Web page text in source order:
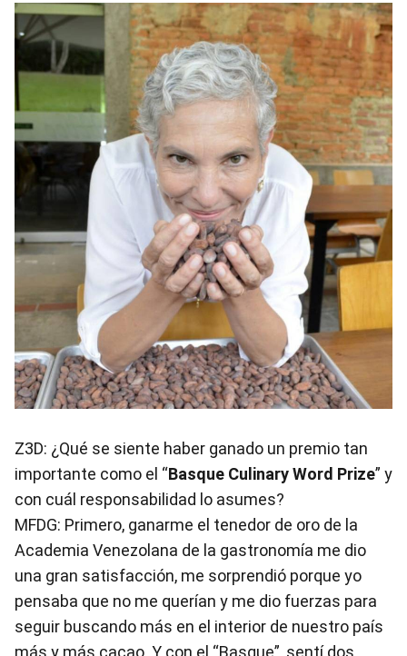
Z3D: ¿Qué se siente haber ganado un premio tan
importante como el “Basque Culinary Word Prize” y
con cuál responsabilidad lo asumes?
MFDG: Primero, ganarme el tenedor de oro de la
Academia Venezolana de la gastronomía me dio
una gran satisfacción, me sorprendió porque yo
pensaba que no me querían y me dio fuerzas para
seguir buscando más en el interior de nuestro país
más y más cacao. Y con el “Basque”, sentí dos